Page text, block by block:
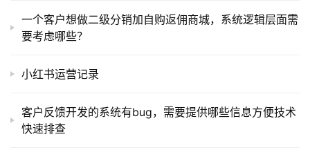
用
接
一个客户想做二级分销加自购返佣商城，系统逻辑层面需
要考虑哪些？
小红书运营记录
客户反馈开发的系统有bug，需要提供哪些信息方便技术
快速排查